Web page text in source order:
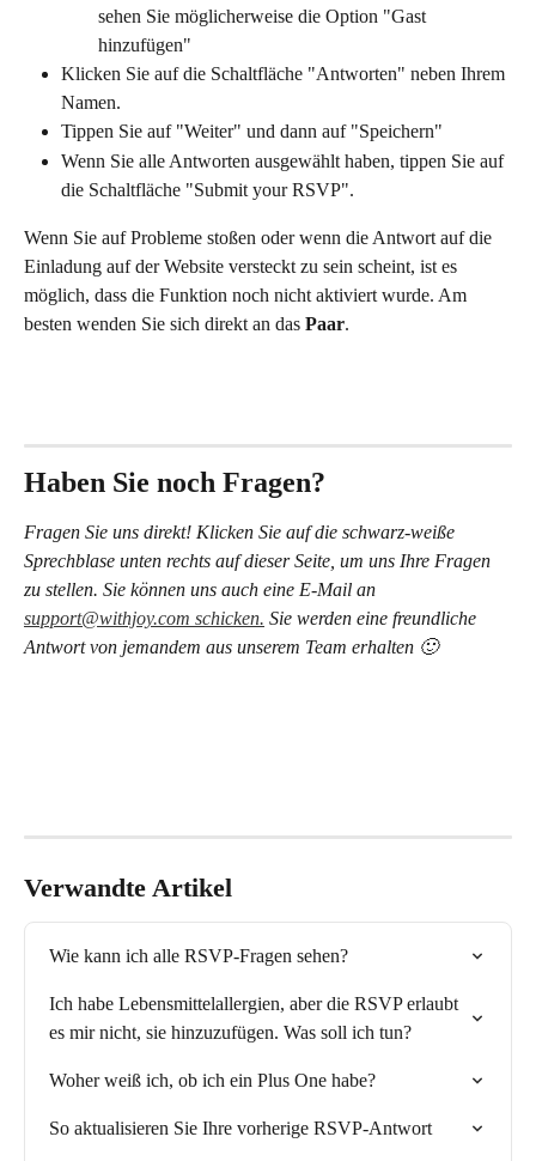
sehen Sie möglicherweise die Option "Gast
hinzufügen"
Klicken Sie auf die Schaltfläche "Antworten" neben Ihrem
Namen.
Tippen Sie auf "Weiter" und dann auf "Speichern"
Wenn Sie alle Antworten ausgewählt haben, tippen Sie auf
die Schaltfläche "Submit your RSVP".
Wenn Sie auf Probleme stoßen oder wenn die Antwort auf die
Einladung auf der Website versteckt zu sein scheint, ist es
möglich, dass die Funktion noch nicht aktiviert wurde. Am
besten wenden Sie sich direkt an das Paar.
Haben Sie noch Fragen?
Fragen Sie uns direkt! Klicken Sie auf die schwarz-weiße
Sprechblase unten rechts auf dieser Seite, um uns Ihre Fragen
zu stellen. Sie können uns auch eine E-Mail an
support@withjoy.com schicken. Sie werden eine freundliche
Antwort von jemandem aus unserem Team erhalten 🙂
Verwandte Artikel
Wie kann ich alle RSVP-Fragen sehen?
Ich habe Lebensmittelallergien, aber die RSVP erlaubt
es mir nicht, sie hinzuzufügen. Was soll ich tun?
Woher weiß ich, ob ich ein Plus One habe?
So aktualisieren Sie Ihre vorherige RSVP-Antwort